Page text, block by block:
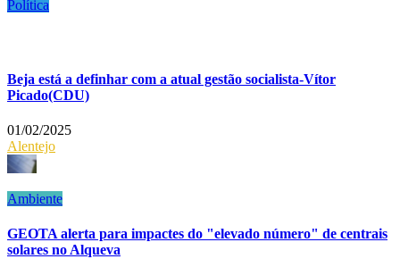
Política
Beja está a definhar com a atual gestão socialista-Vítor
Picado(CDU)
01/02/2025
Alentejo
Ambiente
GEOTA alerta para impactes do "elevado número" de centrais
solares no Alqueva